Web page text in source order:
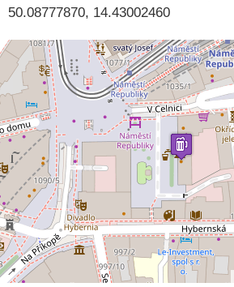
50.08777870, 14.43002460